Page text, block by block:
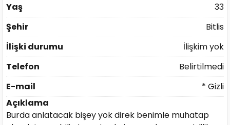
Yaş
33
Şehir
Bitlis
İlişki durumu
İlişkim yok
Telefon
Belirtilmedi
E-mail
* Gizli
Açıklama
Burda anlatacak bişey yok direk benimle muhatap